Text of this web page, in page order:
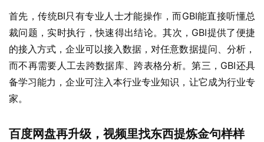
首先，传统BI只有专业人士才能操作，而GBI能直接听懂总
裁问题，实时执行，快速得出结论。其次，GBI提供了便捷
的接入方式，企业可以接入数据，对任意数据提问、分析，
而不再需要人工去跨数据库、跨表格分析。第三，GBI还具
备学习能力，企业可注入本行业专业知识，让它成为行业专
家。
百度网盘再升级，视频里找东西提炼金句样样